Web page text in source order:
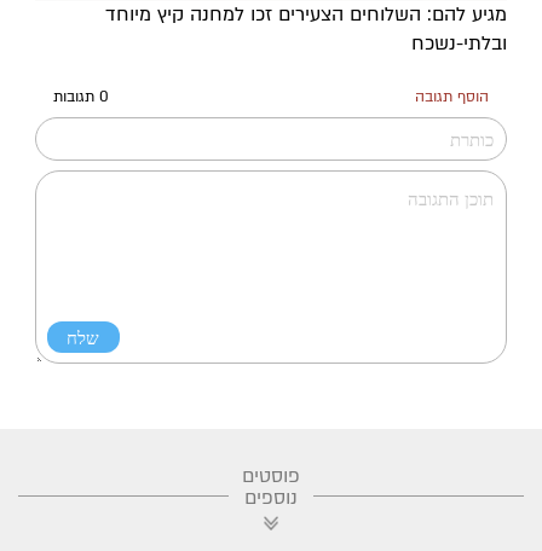
מגיע להם: השלוחים הצעירים זכו למחנה קיץ מיוחד
ובלתי-נשכח
הוסף תגובה 0 תגובות
פוסטים
נוספים